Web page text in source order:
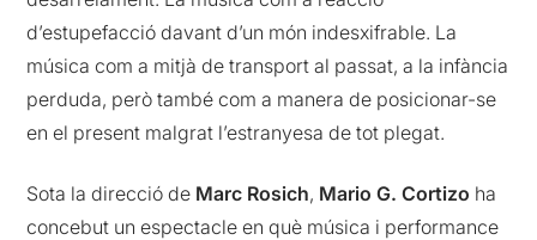
d’estupefacció davant d’un món indesxifrable. La
música com a mitjà de transport al passat, a la infància
perduda, però també com a manera de posicionar-se
en el present malgrat l’estranyesa de tot plegat.
Sota la direcció de Marc Rosich, Mario G. Cortizo ha
concebut un espectacle en què música i performance